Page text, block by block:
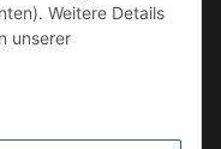
Weitere Details
unserer